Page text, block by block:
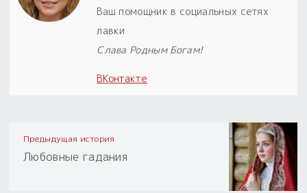
Ваш помощник в социальных сетях
лавки
Слава Родным Богам!
ВКонтакте
Предыдущая история
Любовные гадания